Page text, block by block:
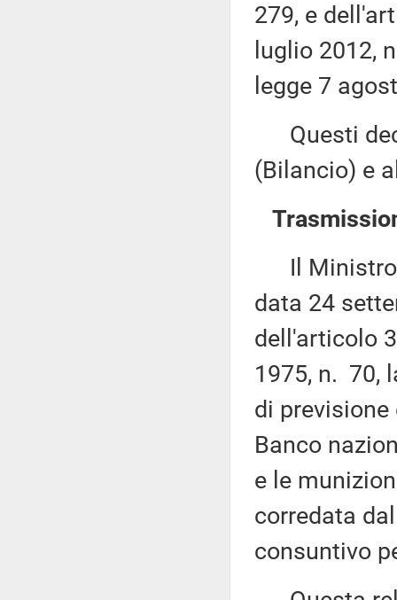
279, e
luglio 2012,
legge 7
Questi
(Bilancio) e
Il Ministro
data 24
dell'articolo
1975, n. 70,
di
Banco
e le
corredata
consuntivo